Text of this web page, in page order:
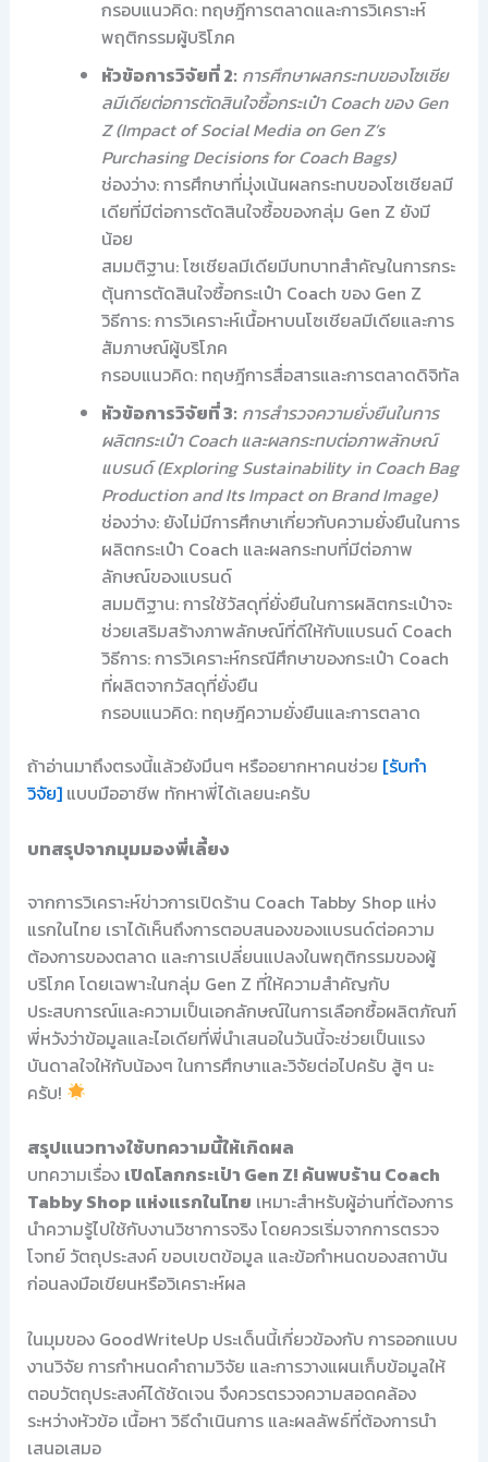
กรอบแนวคิด: ทฤษฎีการตลาดและการวิเคราะห์
พฤติกรรมผู้บริโภค
หัวข้อการวิจัยที่ 2: การศึกษาผลกระทบของโซเชีย
ลมีเดียต่อการตัดสินใจซื้อกระเป๋า Coach ของ Gen
Z (Impact of Social Media on Gen Z’s
Purchasing Decisions for Coach Bags)
ช่องว่าง: การศึกษาที่มุ่งเน้นผลกระทบของโซเชียลมี
เดียที่มีต่อการตัดสินใจซื้อของกลุ่ม Gen Z ยังมี
น้อย
สมมติฐาน: โซเชียลมีเดียมีบทบาทสำคัญในการกระ
ตุ้นการตัดสินใจซื้อกระเป๋า Coach ของ Gen Z
วิธีการ: การวิเคราะห์เนื้อหาบนโซเชียลมีเดียและการ
สัมภาษณ์ผู้บริโภค
กรอบแนวคิด: ทฤษฎีการสื่อสารและการตลาดดิจิทัล
หัวข้อการวิจัยที่ 3: การสำรวจความยั่งยืนในการ
ผลิตกระเป๋า Coach และผลกระทบต่อภาพลักษณ์
แบรนด์ (Exploring Sustainability in Coach Bag
Production and Its Impact on Brand Image)
ช่องว่าง: ยังไม่มีการศึกษาเกี่ยวกับความยั่งยืนในการ
ผลิตกระเป๋า Coach และผลกระทบที่มีต่อภาพ
ลักษณ์ของแบรนด์
สมมติฐาน: การใช้วัสดุที่ยั่งยืนในการผลิตกระเป๋าจะ
ช่วยเสริมสร้างภาพลักษณ์ที่ดีให้กับแบรนด์ Coach
วิธีการ: การวิเคราะห์กรณีศึกษาของกระเป๋า Coach
ที่ผลิตจากวัสดุที่ยั่งยืน
กรอบแนวคิด: ทฤษฎีความยั่งยืนและการตลาด
ถ้าอ่านมาถึงตรงนี้แล้วยังมึนๆ หรืออยากหาคนช่วย [รับทำ
วิจัย]แบบมืออาชีพ ทักหาพี่ได้เลยนะครับ
บทสรุปจากมุมมองพี่เลี้ยง
จากการวิเคราะห์ข่าวการเปิดร้าน Coach Tabby Shop แห่ง
แรกในไทย เราได้เห็นถึงการตอบสนองของแบรนด์ต่อความ
ต้องการของตลาด และการเปลี่ยนแปลงในพฤติกรรมของผู้
บริโภค โดยเฉพาะในกลุ่ม Gen Z ที่ให้ความสำคัญกับ
ประสบการณ์และความเป็นเอกลักษณ์ในการเลือกซื้อผลิตภัณฑ์
พี่หวังว่าข้อมูลและไอเดียที่พี่นำเสนอในวันนี้จะช่วยเป็นแรง
บันดาลใจให้กับน้องๆ ในการศึกษาและวิจัยต่อไปครับ สู้ๆ นะ
ครับ!
สรุปแนวทางใช้บทความนี้ให้เกิดผล
บทความเรื่อง เปิดโลกกระเป๋า Gen Z! ค้นพบร้าน Coach
Tabby Shop แห่งแรกในไทย เหมาะสำหรับผู้อ่านที่ต้องการ
นำความรู้ไปใช้กับงานวิชาการจริง โดยควรเริ่มจากการตรวจ
โจทย์ วัตถุประสงค์ ขอบเขตข้อมูล และข้อกำหนดของสถาบัน
ก่อนลงมือเขียนหรือวิเคราะห์ผล
ในมุมของ GoodWriteUp ประเด็นนี้เกี่ยวข้องกับ การออกแบบ
งานวิจัย การกำหนดคำถามวิจัย และการวางแผนเก็บข้อมูลให้
ตอบวัตถุประสงค์ได้ชัดเจน จึงควรตรวจความสอดคล้อง
ระหว่างหัวข้อ เนื้อหา วิธีดำเนินการ และผลลัพธ์ที่ต้องการนำ
เสนอเสมอ